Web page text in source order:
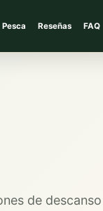
Pesca Reseñas FAQ
de